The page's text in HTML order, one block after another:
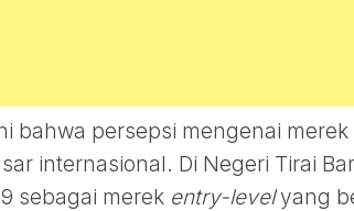
bahwa persepsi mengenai merek
internasional. Di Negeri Tirai
sebagai merek entry-levelyang